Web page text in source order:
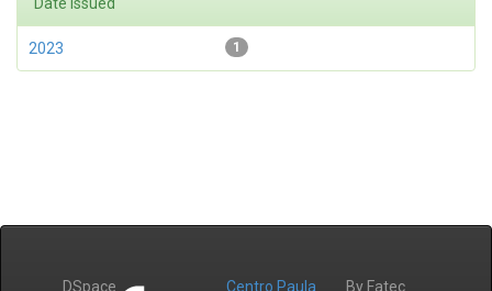
1
2023
DSpace
Centro Paula
By Fatec